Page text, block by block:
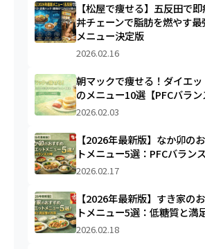
【松屋で痩せる】五反田で
丼チェーンで脂肪を燃やす
メニュー決定版
2026.02.16
朝マックで痩せる！ダイエ
のメニュー10選【PFCバラン
2026.02.03
【2026年最新版】なか卯の
トメニュー5選：PFCバラン
2026.02.17
【2026年最新版】すき家の
トメニュー5選：低糖質と満
2026.02.18